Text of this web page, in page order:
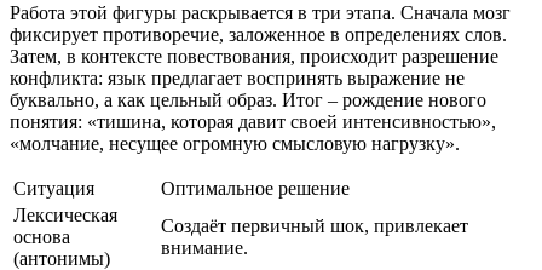
Работа этой фигуры раскрывается в три этапа. Сначала мозг
фиксирует противоречие, заложенное в определениях слов.
Затем, в контексте повествования, происходит разрешение
конфликта: язык предлагает воспринять выражение не
буквально, а как цельный образ. Итог – рождение нового
понятия: «тишина, которая давит своей интенсивностью»,
«молчание, несущее огромную смысловую нагрузку».
Ситуация
Оптимальное решение
Лексическая
основа
(антонимы)
Создаёт первичный шок, привлекает
внимание.